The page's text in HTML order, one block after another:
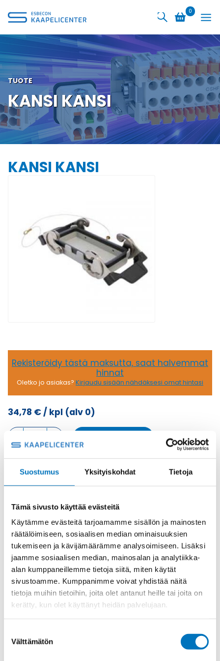
Suostumus Yksityiskohdat Tietoja
Tämä sivusto käyttää evästeitä
Käytämme evästeitä tarjoamamme sisällön ja mainosten
räätälöimiseen, sosiaalisen median ominaisuuksien
tukemiseen ja kävijämäärämme analysoimiseen. Lisäksi
jaamme sosiaalisen median, mainosalan ja analytiikka-
alan kumppaneillemme tietoja siitä, miten käytät
sivustoamme. Kumppanimme voivat yhdistää näitä
tietoja muihin tietoihin, joita olet antanut heille tai joita on
kerätty, kun olet käyttänyt heidän palvelujaan.
valinta
Välttämätön
sisältöön
0
TUOTE
KANSI KANSI
KANSI KANSI
Rekisteröidy tästä maksutta, saat halvemmat
hinnat
Oletko jo asiakas? Kirjaudu sisään nähdäksesi omat hintasi
34,78 €/ kpl (alv 0)
KANSI
Metalli
TuotekoodiCHC16G
Toimitusaika: 1-7 päivää
Toimituskulut 35kg:n asti 25€.
Yli 35kg:n toimituskulut toteutuneiden kulujen mukaan.
Valmistaja
ILME S.p.A
Koko
size "77.27", covers
Materiaali
Käyttölämpötila
'-40 °C...+125 °C
IP66
2 salpaa